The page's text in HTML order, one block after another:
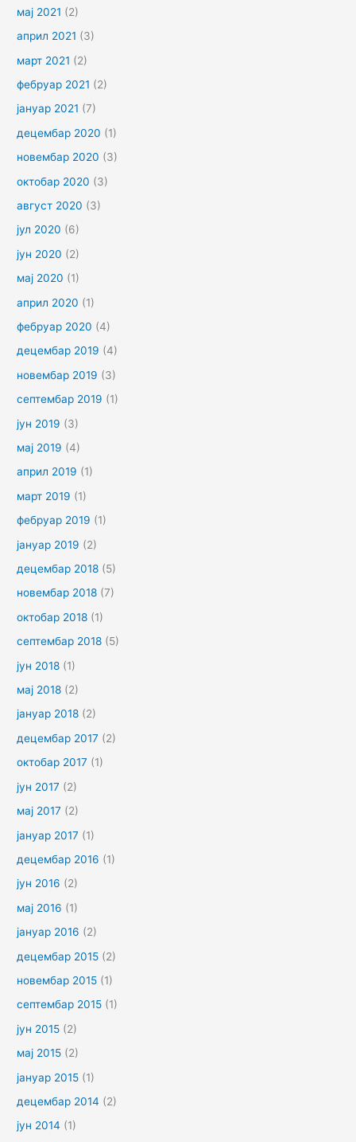
мај 2021 (2)
април 2021 (3)
март 2021 (2)
фебруар 2021 (2)
јануар 2021 (7)
децембар 2020 (1)
новембар 2020 (3)
октобар 2020 (3)
август 2020 (3)
јул 2020 (6)
јун 2020 (2)
мај 2020 (1)
април 2020 (1)
фебруар 2020 (4)
децембар 2019 (4)
новембар 2019 (3)
септембар 2019 (1)
јун 2019 (3)
мај 2019 (4)
април 2019 (1)
март 2019 (1)
фебруар 2019 (1)
јануар 2019 (2)
децембар 2018 (5)
новембар 2018 (7)
октобар 2018 (1)
септембар 2018 (5)
јун 2018 (1)
мај 2018 (2)
јануар 2018 (2)
децембар 2017 (2)
октобар 2017 (1)
јун 2017 (2)
мај 2017 (2)
јануар 2017 (1)
децембар 2016 (1)
јун 2016 (2)
мај 2016 (1)
јануар 2016 (2)
децембар 2015 (2)
новембар 2015 (1)
септембар 2015 (1)
јун 2015 (2)
мај 2015 (2)
јануар 2015 (1)
децембар 2014 (2)
јун 2014 (1)